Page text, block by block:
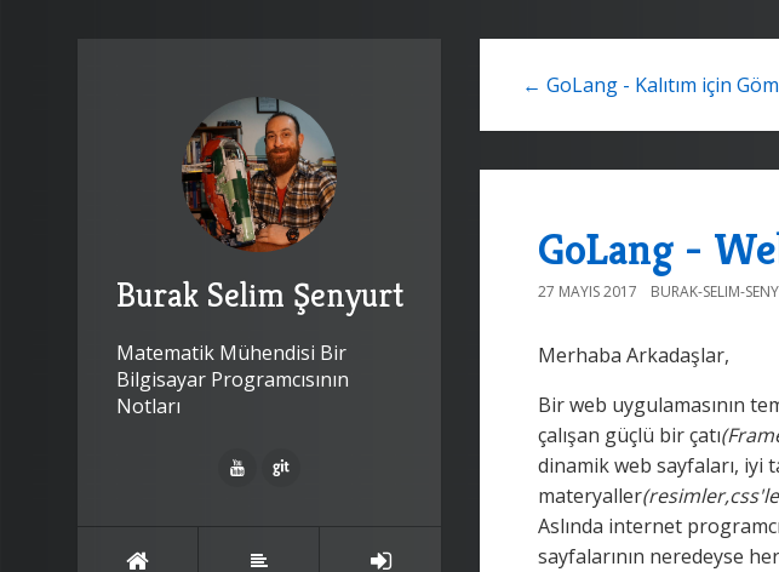
Burak Selim Şenyurt
Matematik Mühendisi Bir
Bilgisayar Programcısının
Notları
← GoLang - Kalıtım için
GoLang -
27 MAYIS 2017 BURAK-SELIM-
Merhaba Arkadaşlar,
Bir web uygulamasının
çalışan güçlü bir çatı
dinamik web sayfaları, iyi
materyaller
Aslında internet
sayfalarının neredeyse